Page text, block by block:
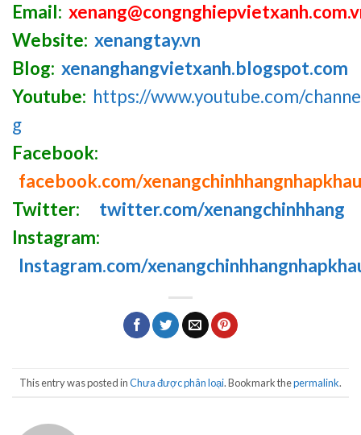
Email:
Website: xenangtay.vn
Blog: xenanghangvietxanh.blogspot.com
Youtube: https://www.youtube.com/
g
Facebook:
facebook.com/xenangchinhhangnhapkhau
Twitter:
twitter.com/xenangchinhhang
Instagram:
Instagram.com/
This entry was posted inChưa được phân loại. Bookmark thepermalink.